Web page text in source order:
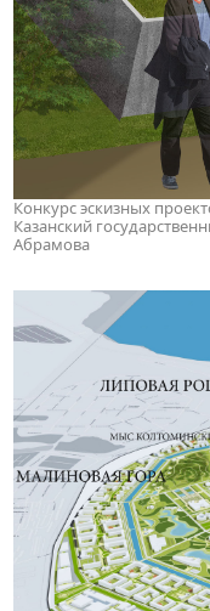
Конкурс эскизных
Казанский
Абрамова